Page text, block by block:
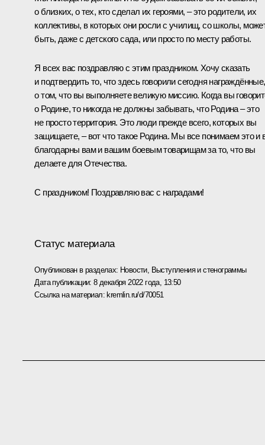
о близких, о тех, кто сделал их героями, – это родители, их
коллективы, в которых они росли с училищ, со школы,
быть, даже с детского сада, или просто по месту работы.
Я всех вас поздравляю с этим праздником. Хочу сказать
и подтвердить то, что здесь говорили сегодня награждённые,
о том, что вы выполняете великую миссию. Когда вы
о Родине, то никогда не должны забывать, что Родина – это
не просто территория. Это люди прежде всего, которых вы
защищаете, – вот что такое Родина. Мы все понимаем это и
благодарны вам и вашим боевым товарищам за то, что вы
делаете для Отечества.
С праздником! Поздравляю вас с наградами!
Статус материала
Опубликован в разделах: Новости, Выступления и стенограммы
Дата публикации:8 декабря 2022 года, 13:50
Ссылка на материал: kremlin.ru/d/70051